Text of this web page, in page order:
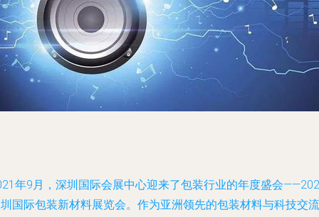
年9月，深圳国际会展中心迎来了包装行业的年度盛会
国际包装新材料展览会。作为亚洲领先的包装材料与科技交流